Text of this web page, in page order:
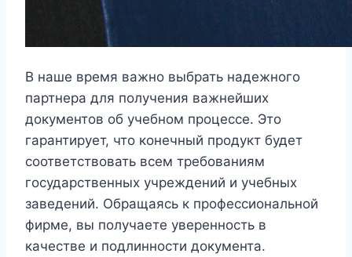
В наше время важно выбрать надежного
партнера для получения важнейших
документов об учебном процессе. Это
гарантирует, что конечный продукт будет
соответствовать всем требованиям
государственных учреждений и учебных
заведений. Обращаясь к профессиональной
фирме, вы получаете уверенность в
качестве и подлинности документа.